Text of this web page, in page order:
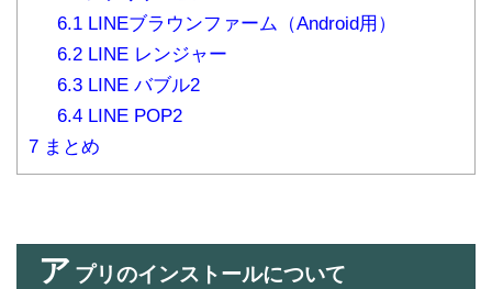
6.1LINEブラウンファーム（Android用）
6.2LINE レンジャー
6.3LINE バブル2
6.4LINE POP2
7 まとめ
ア プリのインストールについて